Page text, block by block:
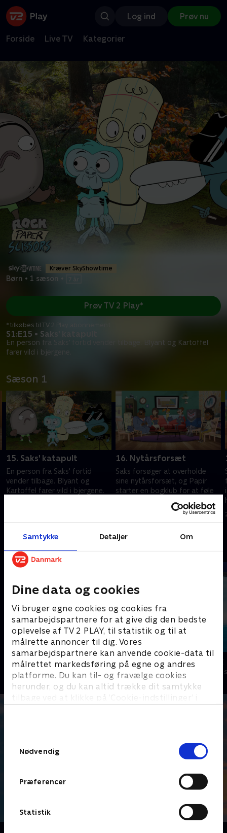
Samtykke Detaljer Om
Dine data og cookies
Vi bruger egne cookies og cookies fra
samarbejdspartnere for at give dig den bedste
oplevelse af TV 2 PLAY, til statistik og til at
målrette annoncer til dig. Vores
samarbejdspartnere kan anvende cookie-data til
målrettet markedsføring på egne og andres
platforme. Du kan til- og fravælge cookies
herunder, og du kan altid trække dit samtykke
tilbage ved at klikke på ’Cookie-indstillinger’ i
Nødvendig
Præferencer
Statistik
Log ind Prøv nu
Forside Live TV Kategorier
Kræver SkyShowtime
Børn • 1 sæson •
S1:E15 • Saks' katapult
En person fra Saks' fortid vender tilbage. Blyant og Kartoffel
farer vild i bjergene.
Prøv TV 2 Play*
*tilkøbes til TV 2 Play abonnement
Sæson 1
15. Saks' katapult
En person fra Saks' fortid
vender tilbage. Blyant og
Kartoffel farer vild i bjergene.
16. Nytårsforsæt
Saks forsøger at overholde
sine nytårsforsæt, og Papir
starter en bogklub for at føle
28. september 2024 • 21 min
Andre så også
Arne Alligator
Børneserier • 1 sæsoner
Vicke Viking
Børneserier • 1